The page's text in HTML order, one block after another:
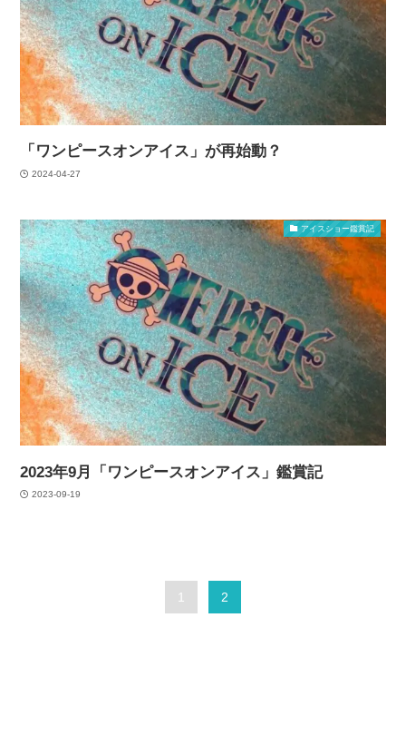
「ワンピースオンアイス」が再始動？
2024-04-27
アイスショー鑑賞記
2023年9月「ワンピースオンアイス」鑑賞記
2023-09-19
1 2